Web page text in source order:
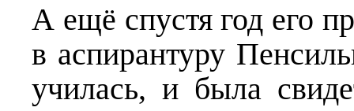
А ещё спустя год его
в аспирантуру
училась, и была